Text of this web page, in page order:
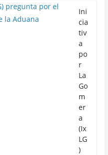
Ini
cia
tiv
a
po
r
La
Go
m
er
a
(Ix
LG
)